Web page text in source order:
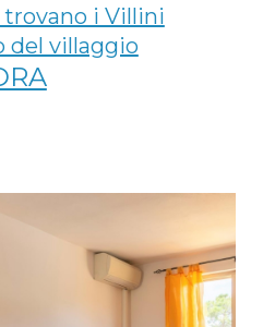
trovano i Villini
del villaggio